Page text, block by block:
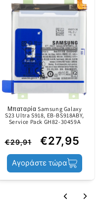
κομμάτι /
στην
μόνο μέσω
καναλιών.
τον
της
του χαλασμένου
σας.
0
0
0
Μπαταρία Samsung Galaxy
S23 Ultra S918, EB-BS918ABY,
Service Pack GH82-30459A
€29,91 €27,95
Αγοράστε τώρα